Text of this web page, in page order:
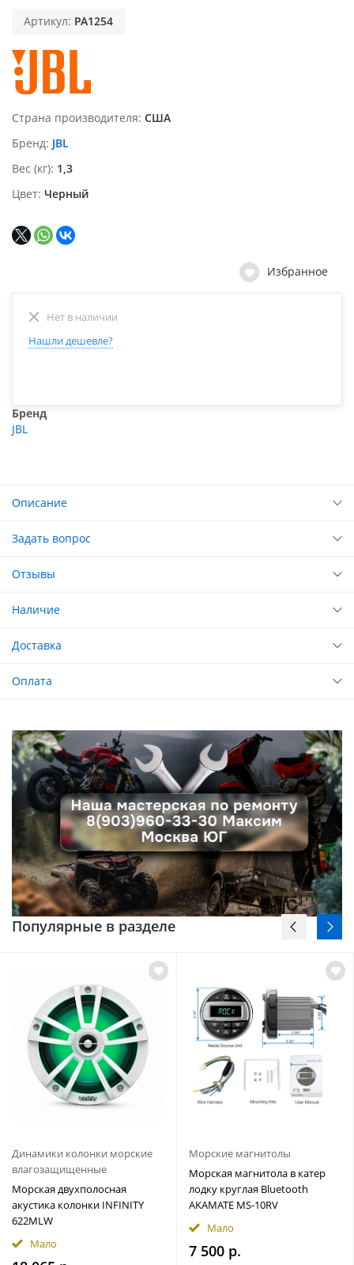
Артикул: PA1254
Страна производителя США
Бренд JBL
Вес (кг) 1,3
Цвет Черный
Избранное
Нет в наличии
Нашли дешевле?
Бренд
JBL
Описание
Задать вопрос
Отзывы
Наличие
Доставка
Оплата
Популярные в разделе
Динамики колонки морские
влагозащищенные
Морская двухполосная
акустика колонки INFINITY
622MLW
Мало
Морские магнитолы
Морская магнитола в катер
лодку круглая Bluetooth
AKAMATE MS-10RV
Мало
7 500 р.